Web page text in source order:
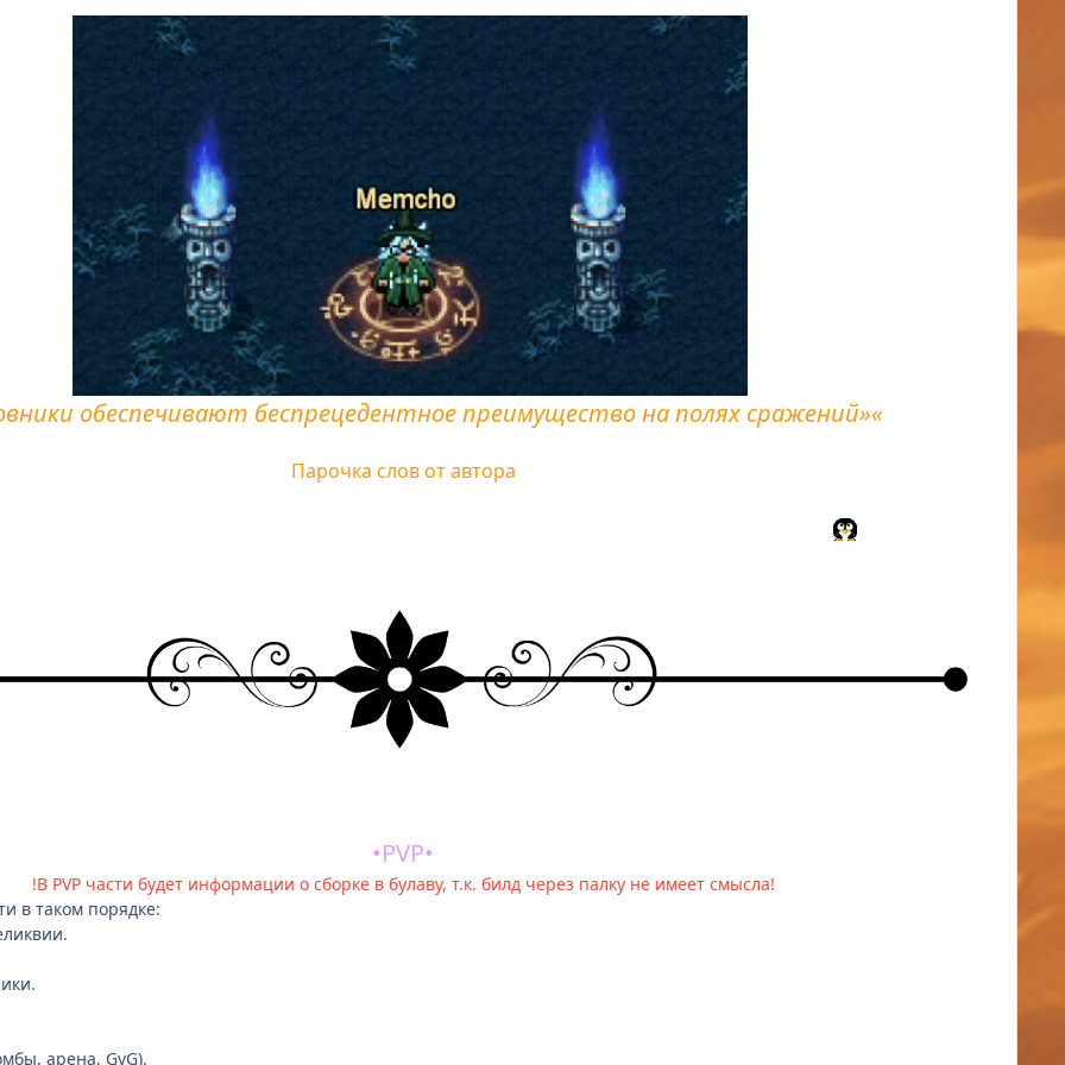
обеспечивают беспрецедентное преимущество на полях сражений»«
Парочка слов от автора
не всем, но надеюсь я донесу информацию читателям и вы поймете меня правильно.
•PVP•
!В PVP части будет информации о сборке в булаву, т.к. билд через палку не имеет смысла!
в таком порядке:
арена, GvG).